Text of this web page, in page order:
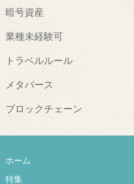
暗号資産
業種未経験可
トラベルルール
メタバース
ブロックチェーン
ホーム
特集